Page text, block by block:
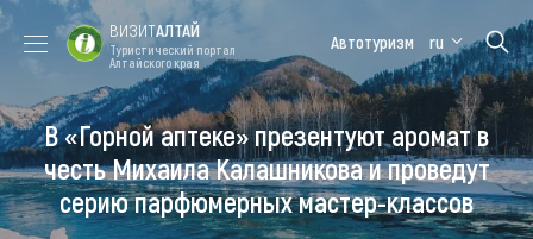
Форум VISIT
ALTAI
Цветение
маральника
Медицинский
форум
Алтайская
зимовка
Туры
ВИЗИТАЛТАЙ
Туристический портал
Алтайского края
Автотуризм ru
В «Горной аптеке» презентуют аромат в
честь Михаила Калашникова и проведут
серию парфюмерных мастер-классов